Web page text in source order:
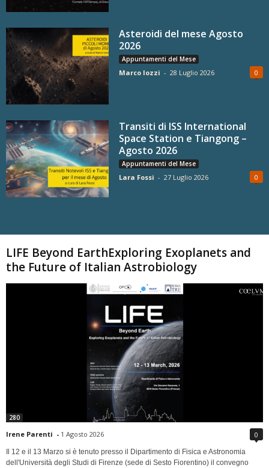
Asteroidi del mese Agosto
2026
Appuntamenti del Mese
Marco Iozzi - 28 Luglio 2026 0
Transiti di ISS International
Space Station e Tiangong –
Agosto 2026
Appuntamenti del Mese
Lara Fossi - 27 Luglio 2026 0
LIFE Beyond EarthExploring Exoplanets and
the Future of Italian Astrobiology
280
Irene Parenti - 1 Agosto 2026 0
Il 12 e il 13 Marzo si è tenuto presso il Dipartimento di Fisica e Astronomia
dell'Università degli Studi di Firenze (sede di Sesto Fiorentino) il convegno